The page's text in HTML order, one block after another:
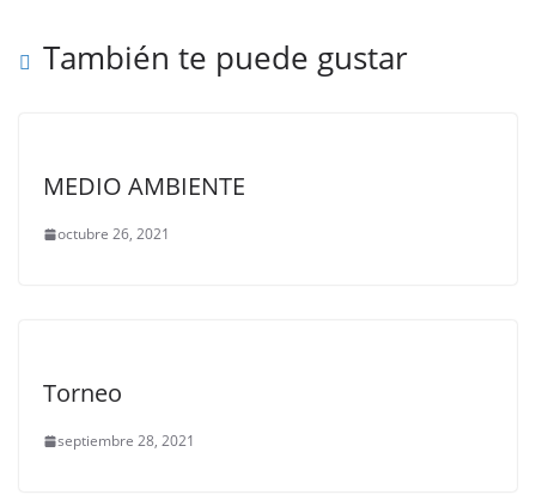
También te puede gustar
MEDIO AMBIENTE
octubre 26, 2021
Torneo
septiembre 28, 2021